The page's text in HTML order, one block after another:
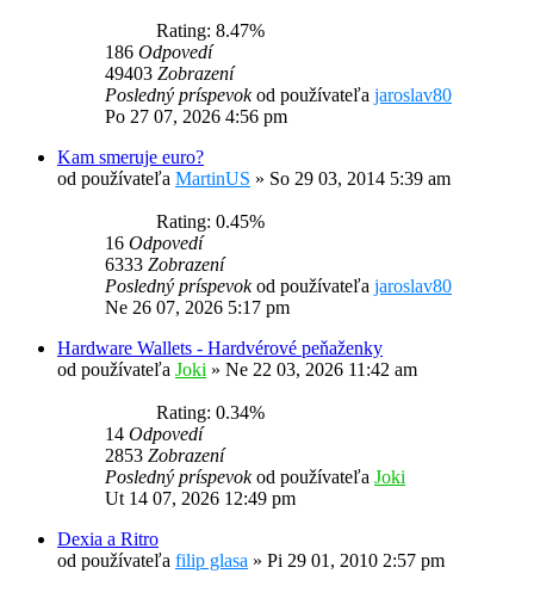
Rating: 8.47%
186 Odpovedí
49403 Zobrazení
Posledný príspevokod používateľa jaroslav80
Po 27 07, 2026 4:56 pm
Kam smeruje euro?
od používateľa MartinUS » So 29 03, 2014 5:39 am
Rating: 0.45%
16 Odpovedí
6333 Zobrazení
Posledný príspevokod používateľa jaroslav80
Ne 26 07, 2026 5:17 pm
Hardware Wallets - Hardvérové peňaženky
od používateľa Joki » Ne 22 03, 2026 11:42 am
Rating: 0.34%
14 Odpovedí
2853 Zobrazení
Posledný príspevokod používateľa Joki
Ut 14 07, 2026 12:49 pm
Dexia a Ritro
od používateľa filip glasa » Pi 29 01, 2010 2:57 pm